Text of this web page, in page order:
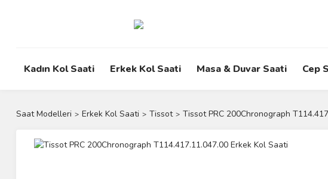
Kadın Kol Saati Erkek Kol Saati Masa & Duvar Saati Cep
Saat Modelleri Erkek Kol Saati Tissot Tissot PRC 200Chronograph